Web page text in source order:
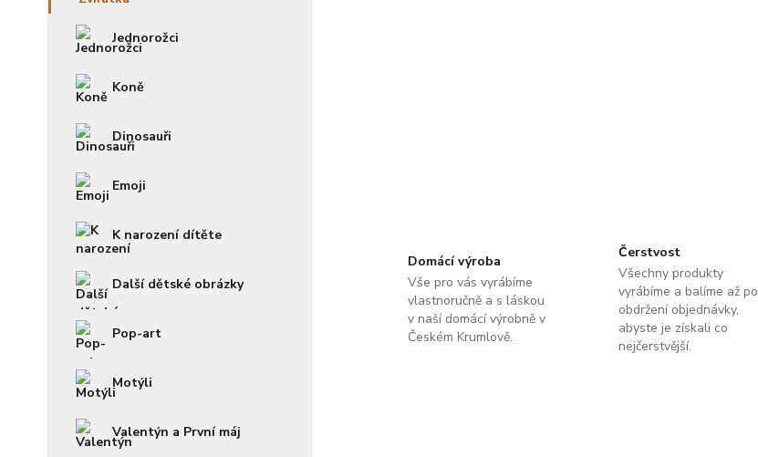
Jednorožci
Koně
Dinosauři
Emoji
K narození dítěte
Další dětské obrázky
Pop-art
Motýli
Valentýn a První máj
Domácí výroba
Vše pro vás vyrábíme
vlastnoručně a s láskou
v naší domácí výrobně v
Českém Krumlově.
Čerstvost
Všechny produkty
vyrábíme a balíme až po
obdržení objednávky,
abyste je získali co
nejčerstvější.